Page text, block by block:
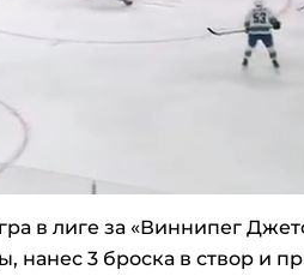
в лиге за «Виннипег
нанес 3 броска в створ и